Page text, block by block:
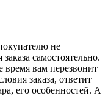
не
самостоятельно.
время вам перезвонит
заказа, ответит
его особенностей. А